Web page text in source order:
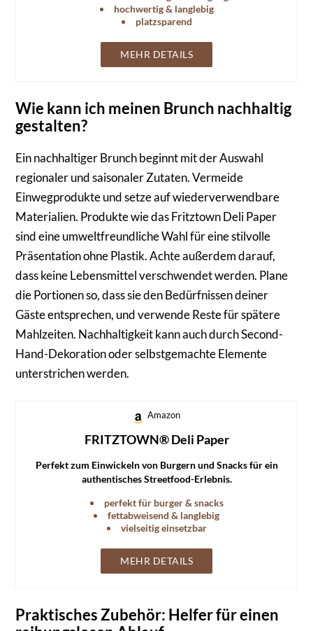
hochwertig & langlebig
platzsparend
MEHR DETAILS
Wie kann ich meinen Brunch nachhaltig
gestalten?
Ein nachhaltiger Brunch beginnt mit der Auswahl
regionaler und saisonaler Zutaten. Vermeide
Einwegprodukte und setze auf wiederverwendbare
Materialien. Produkte wie das Fritztown Deli Paper
sind eine umweltfreundliche Wahl für eine stilvolle
Präsentation ohne Plastik. Achte außerdem darauf,
dass keine Lebensmittel verschwendet werden. Plane
die Portionen so, dass sie den Bedürfnissen deiner
Gäste entsprechen, und verwende Reste für spätere
Mahlzeiten. Nachhaltigkeit kann auch durch Second-
Hand-Dekoration oder selbstgemachte Elemente
unterstrichen werden.
Amazon
FRITZTOWN® Deli Paper
Perfekt zum Einwickeln von Burgern und Snacks für ein
authentisches Streetfood-Erlebnis.
perfekt für burger & snacks
fettabweisend & langlebig
vielseitig einsetzbar
MEHR DETAILS
Praktisches Zubehör: Helfer für einen